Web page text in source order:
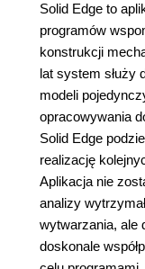
Solid Edge to
programów
konstrukcji
lat system służy
modeli
opracowywania
Solid Edge
realizację
Aplikacja nie
analizy
wytwarzania, ale
doskonale